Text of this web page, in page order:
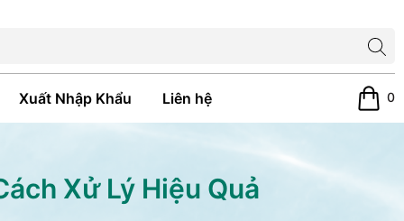
Xuất Nhập Khẩu Liên hệ 0
Xử Lý Hiệu Quả